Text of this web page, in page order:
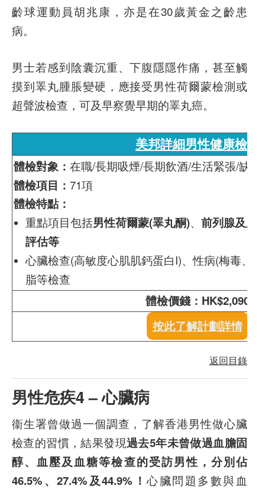
齡球運動員胡兆康，亦是在30歲黃金之齡患
病。
男士若感到陰囊沉重、下腹隱隱作痛，甚至觸
摸到睪丸腫脹變硬，應接受男性荷爾蒙檢測或
超聲波檢查，可及早察覺早期的睪丸癌。
美邦詳細男性健康檢查
體檢對象： 在職/長期吸煙/長期飲酒/生活緊張/缺
體檢項目： 71項
體檢特點：
重點項目包括男性荷爾蒙(睪丸酮)、 前列腺及膀
評估等
心臟檢查(高敏度心肌肌鈣蛋白I)、性病(梅毒、
脂等檢查
體檢價錢：HK$2,090
按此了解計劃詳情
返回目錄
男性危疾4 – 心臟病
衞生署曾做過一個調查，了解香港男性做心臟
檢查的習慣，結果發現過去5年未曾做過血膽固
醇、血壓及血糖等檢查的受訪男性，分別佔
46.5%、27.4%及44.9%！心臟問題多數與血